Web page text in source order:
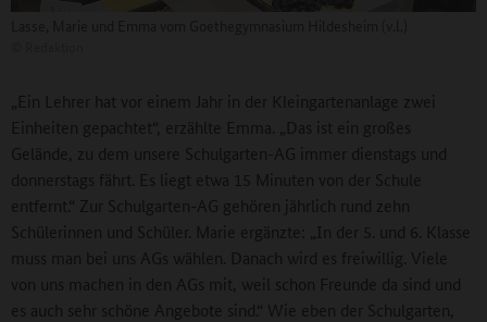
„Ein Lehrer hat vor einem Jahr in der Kleingartenanlage zwei
Einheiten gepachtet“, erzählte Emma. „Das ist ein großes
Gelände, zu dem unsere Schulgarten-AG immer dienstags und
donnerstags fährt. Es liegt etwa 15 Minuten von der Schule
entfernt.“ Zur Schulgarten-AG gehören jährlich rund zehn
Schülerinnen und Schüler. Marie ergänzte: „In der 5. und 6. Klasse
muss man bei uns AGs wählen. Danach wird es freiwillig. Viele
von uns machen in den AGs mit, weil schon Freunde da sind und
es auch sehr schöne Angebote sind.“ Wie eben der Schulgarten,